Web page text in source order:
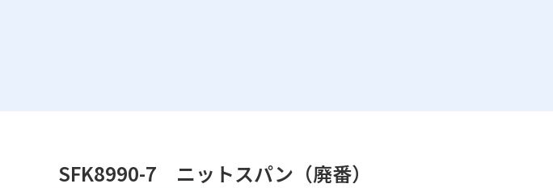
SFK8990-7 ニットスパン（廃番）